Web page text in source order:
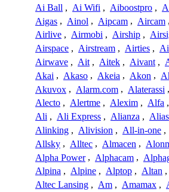
Ai Ball , Ai Wifi , Aiboostpro ,
Aigas , Ainol , Aipcam , Aircam ,
Airlive , Airmobi , Airship ,
Airspace , Airstream , Airties ,
Airwave , Ait , Aitek , Aivant ,
Akai , Akaso , Akeia , Akon ,
Akuvox , Alarm.com , Alaterassi ,
Alecto , Alertme , Alexim , Alfa ,
Ali , Ali Express , Alianza , Alias
Alinking , Alivision , All-in-one ,
Allsky , Alltec , Almacen ,
Alpha Power , Alphacam ,
Alpina , Alpine , Alptop , Altan ,
Altec Lansing , Am , Amamax ,